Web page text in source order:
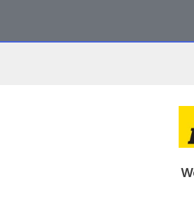
sono anti-governo. E' una
Lo ha detto
ma senza dubbio